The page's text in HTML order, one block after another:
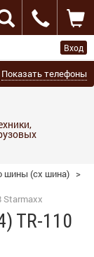
Вход
Показать телефоны
шины (сх шина) >
Starmaxx
TR-110